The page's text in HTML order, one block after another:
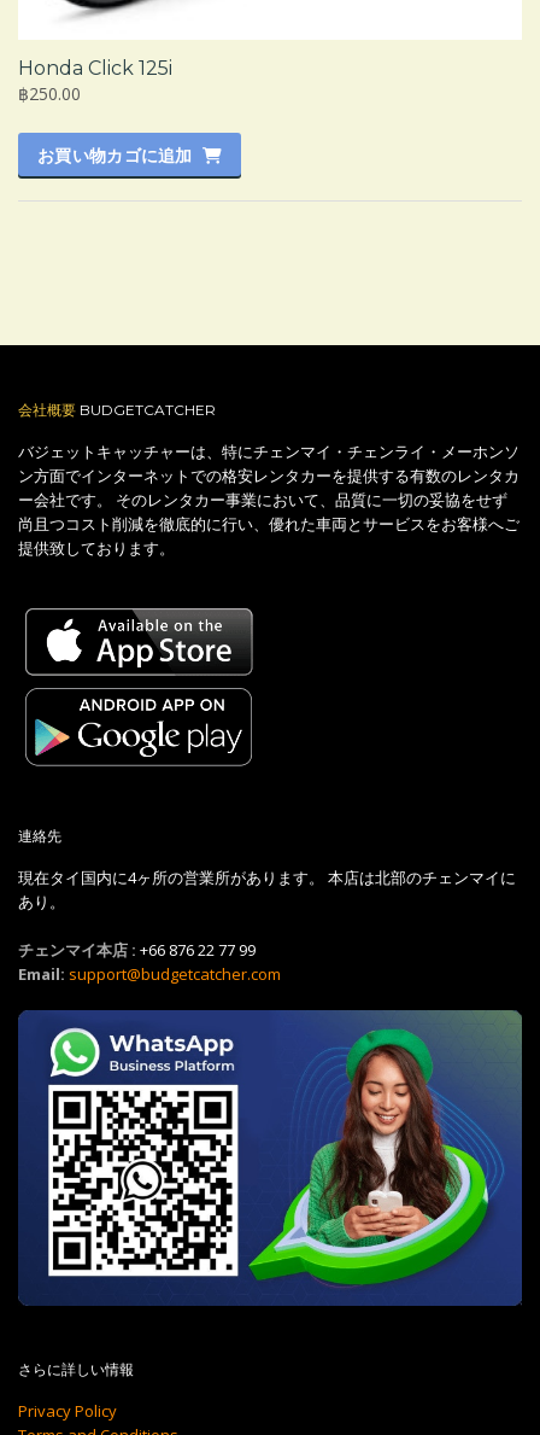
Honda Click 125i
฿250.00
お買い物カゴに追加
会社概要 BUDGETCATCHER
バジェットキャッチャーは、特にチェンマイ・チェンライ・メーホンソ
ン方面でインターネットでの格安レンタカーを提供する有数のレンタカ
ー会社です。 そのレンタカー事業において、品質に一切の妥協をせず
尚且つコスト削減を徹底的に行い、優れた車両とサービスをお客様へご
提供致しております。
連絡先
現在タイ国内に4ヶ所の営業所があります。 本店は北部のチェンマイに
あり。
チェンマイ本店 : +66 876 22 77 99
Email: support@budgetcatcher.com
さらに詳しい情報
Privacy Policy